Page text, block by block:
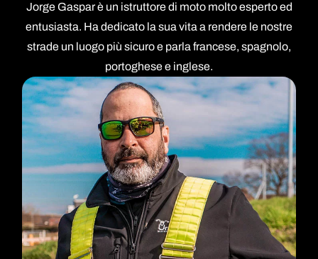
Jorge Gaspar è un istruttore di moto molto esperto ed
entusiasta. Ha dedicato la sua vita a rendere le nostre
strade un luogo più sicuro e parla francese, spagnolo,
portoghese e inglese.